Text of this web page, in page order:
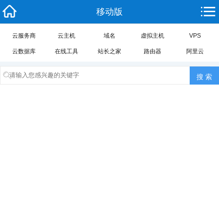
移动版
云服务商 云主机 域名 虚拟主机 VPS
云数据库 在线工具 站长之家 路由器 阿里云